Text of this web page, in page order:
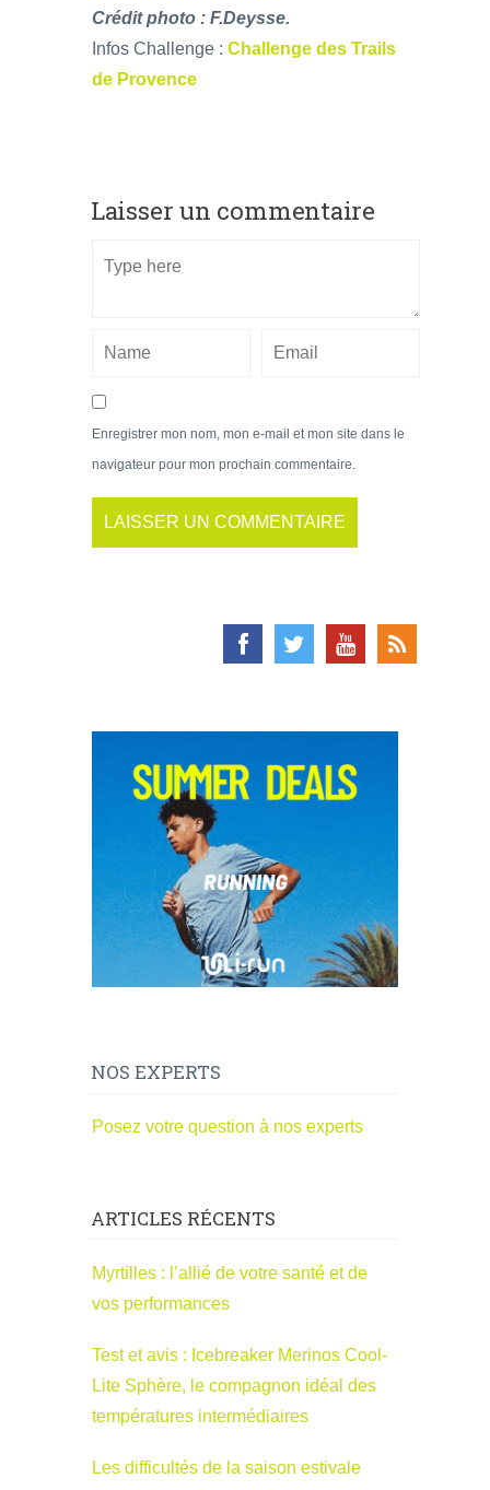
Crédit photo : F.Deysse.
Infos Challenge : Challenge des Trails
de Provence
Laisser un commentaire
Enregistrer mon nom, mon e-mail et mon site dans le
navigateur pour mon prochain commentaire.
NOS EXPERTS
Posez votre question à nos experts
ARTICLES RÉCENTS
Myrtilles : l’allié de votre santé et de
vos performances
Test et avis : Icebreaker Merinos Cool-
Lite Sphère, le compagnon idéal des
températures intermédiaires
Les difficultés de la saison estivale